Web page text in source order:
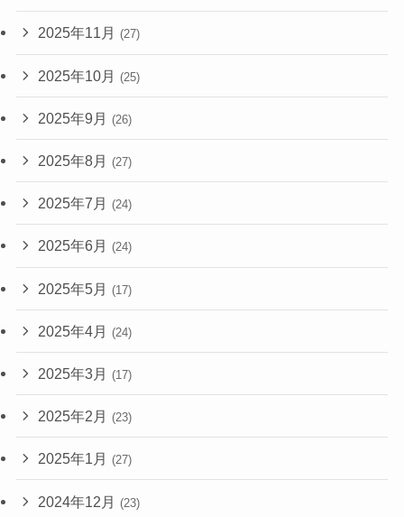
2025年11月 (27)
2025年10月 (25)
2025年9月 (26)
2025年8月 (27)
2025年7月 (24)
2025年6月 (24)
2025年5月 (17)
2025年4月 (24)
2025年3月 (17)
2025年2月 (23)
2025年1月 (27)
2024年12月 (23)